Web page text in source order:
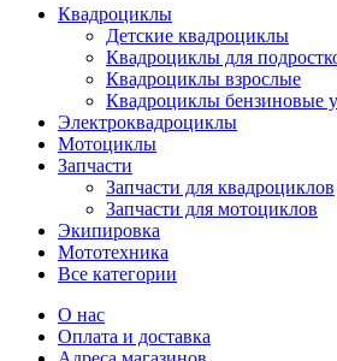
Квадроциклы
Детские квадроциклы
Квадроциклы для
Квадроциклы взрослые
Квадроциклы бензиновые
Электроквадроциклы
Мотоциклы
Запчасти
Запчасти для квадроциклов
Запчасти для мотоциклов
Экипировка
Мототехника
Все категории
О нас
Оплата и доставка